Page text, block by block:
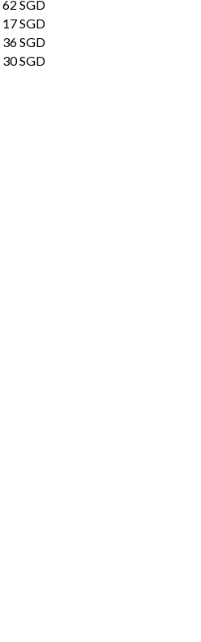
62 SGD
17 SGD
36 SGD
30 SGD